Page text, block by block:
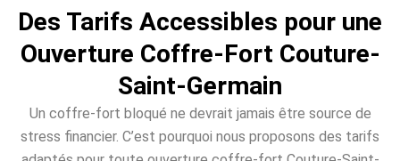
Des Tarifs Accessibles pour une
Ouverture Coffre-Fort Couture-
Saint-Germain
Un coffre-fort bloqué ne devrait jamais être source de
stress financier. C’est pourquoi nous proposons des tarifs